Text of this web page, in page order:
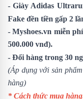
-Giày Adidas
Fake đền tiền gấp 2
- Myshoes.vn miễn
500.000 vnđ).
- Đổi hàng trong 30
(Áp dụng với sản
hàng)
* Cách thức mua